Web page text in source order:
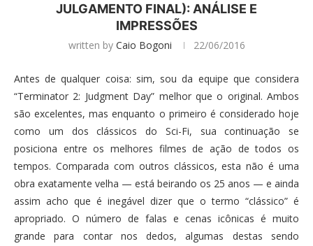
JULGAMENTO FINAL): ANÁLISE E
IMPRESSÕES
written by Caio Bogoni 22/06/2016
Antes de qualquer coisa: sim, sou da equipe que considera
“Terminator 2: Judgment Day” melhor que o original. Ambos
são excelentes, mas enquanto o primeiro é considerado hoje
como um dos clássicos do Sci-Fi, sua continuação se
posiciona entre os melhores filmes de ação de todos os
tempos. Comparada com outros clássicos, esta não é uma
obra exatamente velha — está beirando os 25 anos — e ainda
assim acho que é inegável dizer que o termo “clássico” é
apropriado. O número de falas e cenas icônicas é muito
grande para contar nos dedos, algumas destas sendo